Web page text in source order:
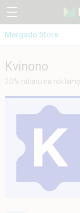
Mergado Store
Kvinono
CZ
HU
Mergado Audyt
Kvinono
20% rabatu na